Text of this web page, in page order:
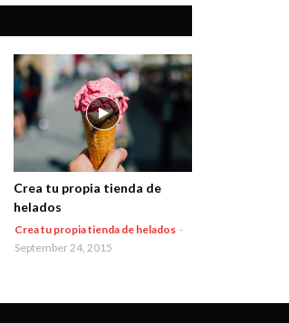
Crea tu propia tienda de
helados
Crea tu propia tienda de helados -
September 24, 2015